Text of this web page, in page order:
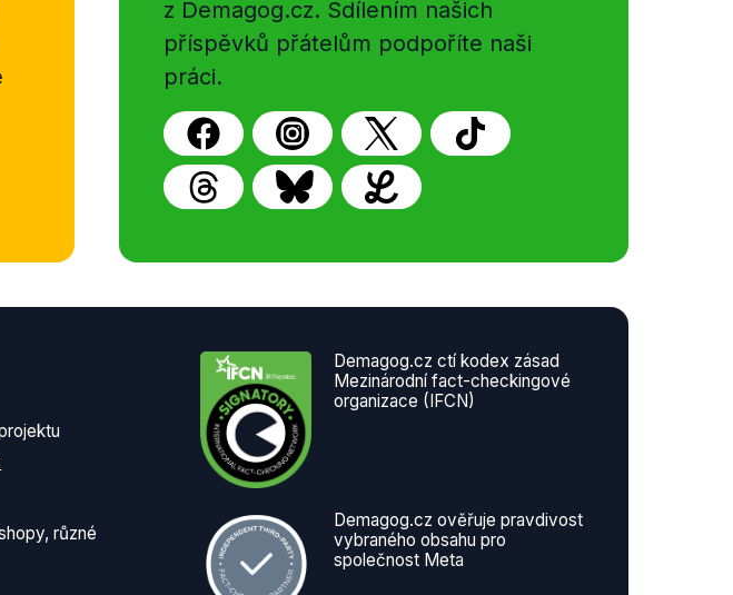
z Demagog.cz. Sdílením našich
příspěvků přátelům podpoříte naši
práci.
různé
Demagog.cz ctí kodex zásad
Mezinárodní fact-checkingové
organizace (IFCN)
Demagog.cz ověřuje pravdivost
vybraného obsahu pro
společnost Meta